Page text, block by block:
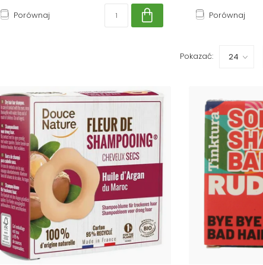
Porównaj Porównaj
Pokazać: